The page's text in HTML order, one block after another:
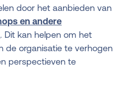
door het aanbieden van
en andere
. Dit kan helpen om het
de organisatie te verhogen
perspectieven te